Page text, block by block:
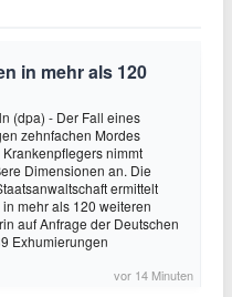
in mehr als 120
(dpa) - Der Fall eines
zehnfachen Mordes
nimmt
Dimensionen an. Die
ermittelt
mehr als 120 weiteren
auf Anfrage der Deutschen
Exhumierungen
vor 14 Minuten